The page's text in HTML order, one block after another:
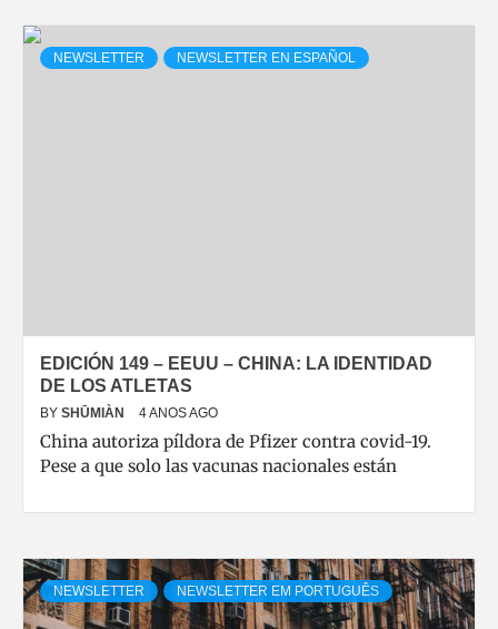
NEWSLETTER NEWSLETTER EN ESPAÑOL
EDICIÓN 149 – EEUU – CHINA: LA IDENTIDAD
DE LOS ATLETAS
BY SHŪMIÀN 4 ANOS AGO
China autoriza píldora de Pfizer contra covid-19.
Pese a que solo las vacunas nacionales están
NEWSLETTER NEWSLETTER EM PORTUGUÊS